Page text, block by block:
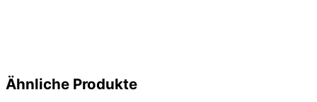
Ähnliche Produkte